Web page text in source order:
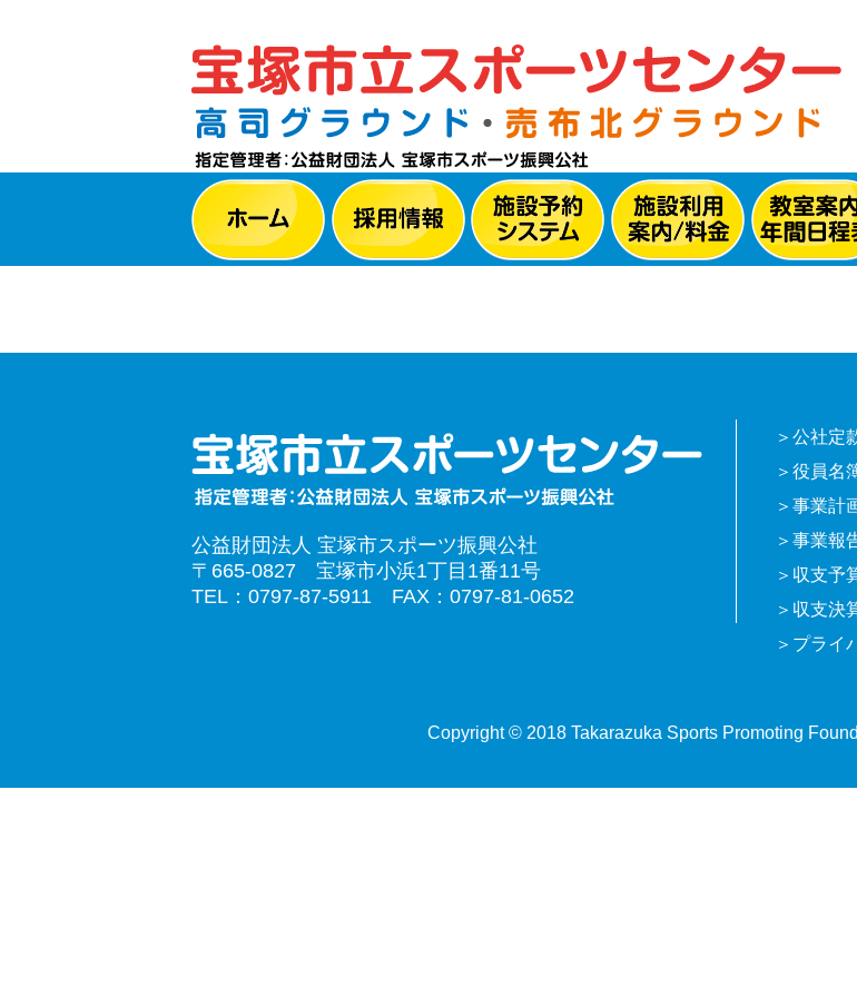
公益財団法人 宝塚市スポーツ振興公社
〒665-0827 宝塚市小浜1丁目1番11号
TEL：0797-87-5911 FAX：0797-81-0652
公社定
役員名
事業計
事業報
収支予
収支決
プライ
Copyright © 2018 Takarazuka Sports Promoting